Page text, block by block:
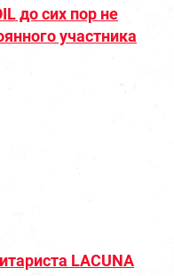
до сих пор не
участника
LACUNA